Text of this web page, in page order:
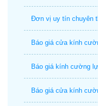
Đơn vị uy tín chuyên
Báo giá cửa kính
Báo giá kính cường
Báo giá cửa kính